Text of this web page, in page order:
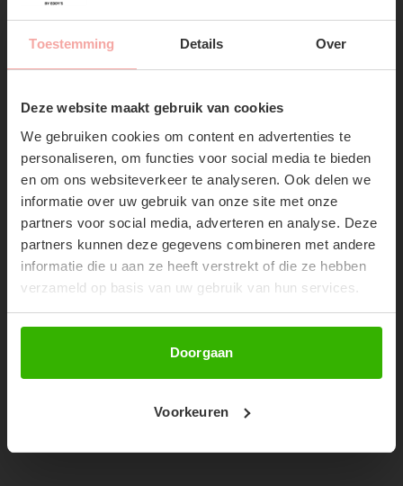
Toestemming Details Over
Deze website maakt gebruik van cookies
We gebruiken cookies om content en advertenties te
personaliseren, om functies voor social media te bieden
en om ons websiteverkeer te analyseren. Ook delen we
informatie over uw gebruik van onze site met onze
partners voor social media, adverteren en analyse. Deze
partners kunnen deze gegevens combineren met andere
informatie die u aan ze heeft verstrekt of die ze hebben
verzameld op basis van uw gebruik van hun services.
Doorgaan
Voorkeuren
SUBSCRIBE NOW & GET
10% OFF YOUR FIRST
ORDER!
Don't miss out on our trendy new drops or exclusive
LAURYN JEANS - DENIM